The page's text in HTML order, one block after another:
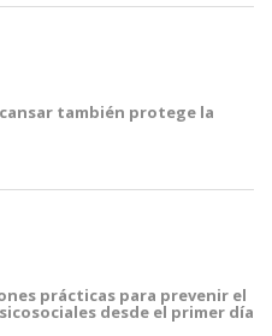
también protege la
prácticas para prevenir el
desde el primer día